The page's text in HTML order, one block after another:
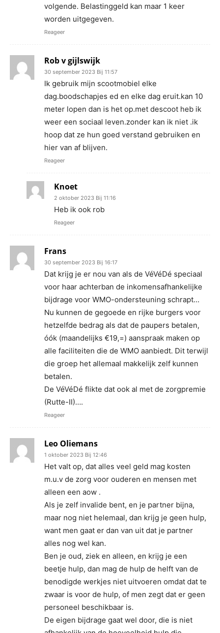
volgende. Belastinggeld kan maar 1 keer
worden uitgegeven.
Reageer
Rob v gijlswijk
30 september 2023 Bij 11:57
Ik gebruik mijn scootmobiel elke
dag.boodschapjes ed en elke dag eruit.kan 10
meter lopen dan is het op.met descoot heb ik
weer een sociaal leven.zonder kan ik niet .ik
hoop dat ze hun goed verstand gebruiken en
hier van af blijven.
Reageer
Knoet
2 oktober 2023 Bij 11:16
Heb ik ook rob
Reageer
Frans
30 september 2023 Bij 16:17
Dat krijg je er nou van als de VéVéDé speciaal
voor haar achterban de inkomensafhankelijke
bijdrage voor WMO-ondersteuning schrapt…
Nu kunnen de gegoede en rijke burgers voor
hetzelfde bedrag als dat de paupers betalen,
óók (maandelijks €19,=) aanspraak maken op
alle faciliteiten die de WMO aanbiedt. Dit terwijl
die groep het allemaal makkelijk zelf kunnen
betalen.
De VéVéDé flikte dat ook al met de zorgpremie
(Rutte-II)….
Reageer
Leo Oliemans
1 oktober 2023 Bij 12:46
Het valt op, dat alles veel geld mag kosten
m.u.v de zorg voor ouderen en mensen met
alleen een aow .
Als je zelf invalide bent, en je partner bijna,
maar nog niet helemaal, dan krijg je geen hulp,
want men gaat er dan van uit dat je partner
alles nog wel kan.
Ben je oud, ziek en alleen, en krijg je een
beetje hulp, dan mag de hulp de helft van de
benodigde werkjes niet uitvoeren omdat dat te
zwaar is voor de hulp, of men zegt dat er geen
personeel beschikbaar is.
De eigen bijdrage gaat wel door, die is niet